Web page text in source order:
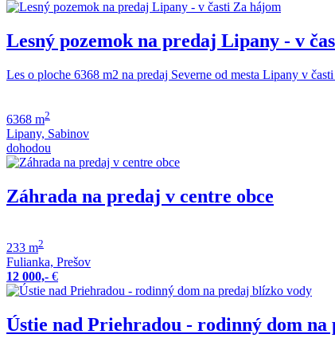
Lesný pozemok na predaj Lipany - v
Les o ploche 6368 m2 na predaj Severne od mesta Lipany v
6368 m2
Lipany, Sabinov
dohodou
Záhrada na predaj v centre obce
233 m2
Fulianka, Prešov
12 000,- €
Ústie nad Priehradou - rodinný dom